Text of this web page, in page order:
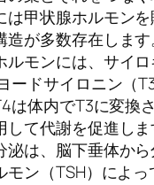
は甲状腺ホルモン
造が多数存在しま
ルモンには、サイ
ードサイロニン（
は体内でT3に変換
して代謝を促進し
泌は、脳下垂体か
モン（TSH）によっ